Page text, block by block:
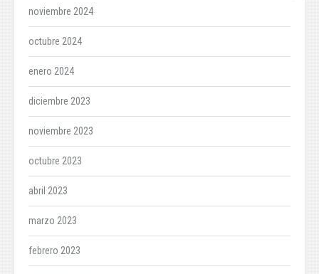
noviembre 2024
octubre 2024
enero 2024
diciembre 2023
noviembre 2023
octubre 2023
abril 2023
marzo 2023
febrero 2023